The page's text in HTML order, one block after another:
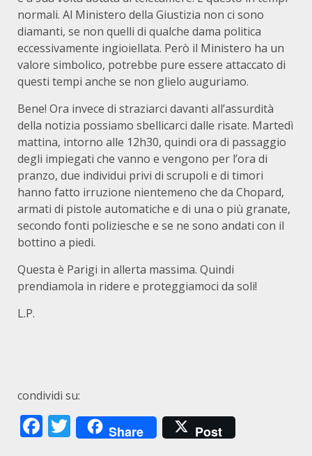
normali. Al Ministero della Giustizia non ci sono
diamanti, se non quelli di qualche dama politica
eccessivamente ingioiellata. Però il Ministero ha un
valore simbolico, potrebbe pure essere attaccato di
questi tempi anche se non glielo auguriamo.
Bene! Ora invece di straziarci davanti all’assurdità
della notizia possiamo sbellicarci dalle risate. Martedì
mattina, intorno alle 12h30, quindi ora di passaggio
degli impiegati che vanno e vengono per l’ora di
pranzo, due individui privi di scrupoli e di timori
hanno fatto irruzione nientemeno che da Chopard,
armati di pistole automatiche e di una o più granate,
secondo fonti poliziesche e se ne sono andati con il
bottino a piedi.
Questa è Parigi in allerta massima. Quindi
prendiamola in ridere e proteggiamoci da soli!
L.P.
condividi su:
Facebook
Twitter
Share Post